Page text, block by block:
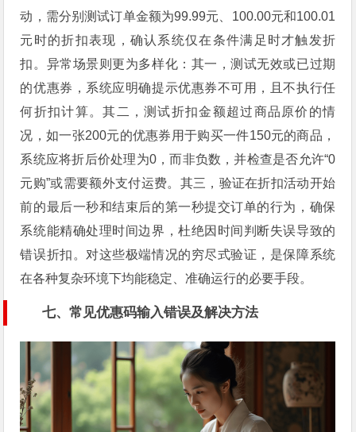
动，需分别测试订单金额为99.99元、100.00元和100.01
元时的折扣表现，确认系统仅在条件满足时才触发折
扣。异常场景则更为多样化：其一，测试无效或已过期
的优惠券，系统应明确提示优惠券不可用，且不执行任
何折扣计算。其二，测试折扣金额超过商品原价的情
况，如一张200元的优惠券用于购买一件150元的商品，
系统应将折后价处理为0，而非负数，并检查是否允许“0
元购”或需要额外支付运费。其三，验证在折扣活动开始
前的最后一秒和结束后的第一秒提交订单的行为，确保
系统能精确处理时间边界，杜绝因时间判断失误导致的
错误折扣。对这些极端情况的穷尽式验证，是保障系统
在各种复杂环境下均能稳定、准确运行的必要手段。
七、常见优惠码输入错误及解决方法